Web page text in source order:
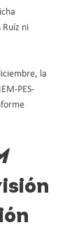
Ruíz ni
la
PES-